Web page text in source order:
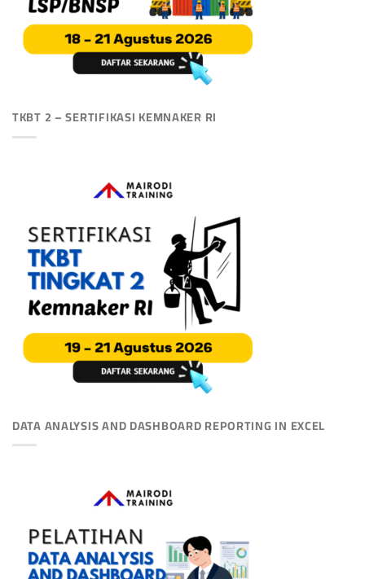
TKBT 2 – SERTIFIKASI KEMNAKER RI
DATA ANALYSIS AND DASHBOARD REPORTING IN EXCEL